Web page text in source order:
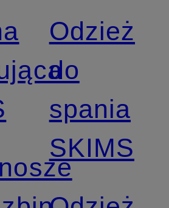
Odzież
do
spania
SKIMS